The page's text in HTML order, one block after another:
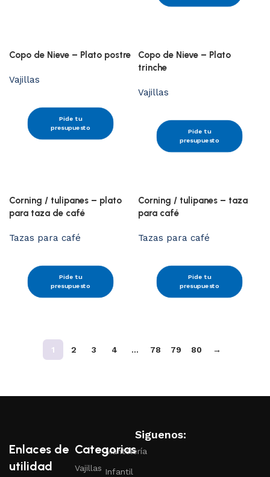
Copo de Nieve – Plato postre
Vajillas
Pide tu
presupuesto
Copo de Nieve – Plato
trinche
Vajillas
Pide tu
presupuesto
Corning / tulipanes – plato
para taza de café
Tazas para café
Pide tu
presupuesto
Corning / tulipanes – taza
para café
Tazas para café
Pide tu
presupuesto
1 2 3 4 … 78 79 80 →
Enlaces de
utilidad
Categorias
Vajillas
Mantelería
Infantil
Siguenos: